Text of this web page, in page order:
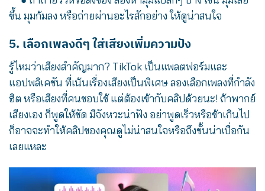
ขึ้น มุมก้มลง หรือถ่ายผ่านอะไรสักอย่าง ให้ดูน่าสนใจ
5. เลือกเพลงดีๆ ใส่เสียงเพิ่มความปัง
รู้ไหมว่าเสียงสำคัญมาก? TikTok เป็นแพลตฟอร์มและ
แอปพลิเคชัน ที่เน้นเรื่องเสียงเป็นพิเศษ ลองเลือกเพลงที่กำลัง
ฮิต หรือเสียงที่คนชอบใช้ แต่ต้องเข้ากับคลิปด้วยนะ! ถ้าพากย์
เสียงเอง ก็พูดให้ชัด มีจังหวะน่าฟัง อย่าพูดเร็วหรือช้าเกินไป
ก็อาจจะทำให้คลิปของคุณดูไม่น่าสนใจหรือถึงขั้นน่าเบื่อกัน
เลยแหละ